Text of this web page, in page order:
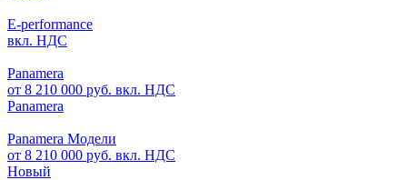
E-performance
вкл. НДС
Panamera
от 8 210 000 руб. вкл. НДС
Panamera
Panamera Модели
от 8 210 000 руб. вкл. НДС
Новый